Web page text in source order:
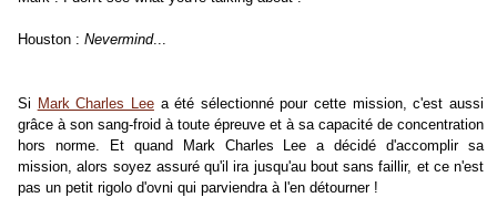
Houston : Nevermind...
Si Mark Charles Lee a été sélectionné pour cette mission, c'est aussi
grâce à son sang-froid à toute épreuve et à sa capacité de concentration
hors norme. Et quand Mark Charles Lee a décidé d'accomplir sa
mission, alors soyez assuré qu'il ira jusqu'au bout sans faillir, et ce n'est
pas un petit rigolo d'ovni qui parviendra à l'en détourner !